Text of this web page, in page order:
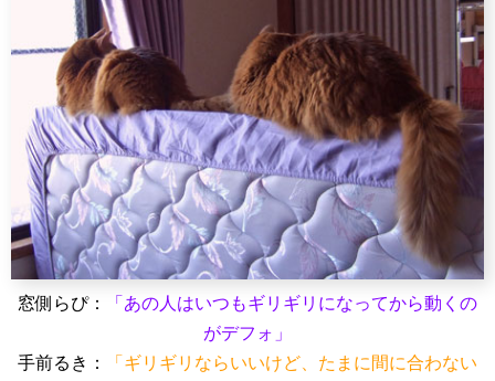
窓側らぴ：
「あの人はいつもギリギリになってから動くの
がデフォ」
手前るき：
「ギリギリならいいけど、たまに間に合わない